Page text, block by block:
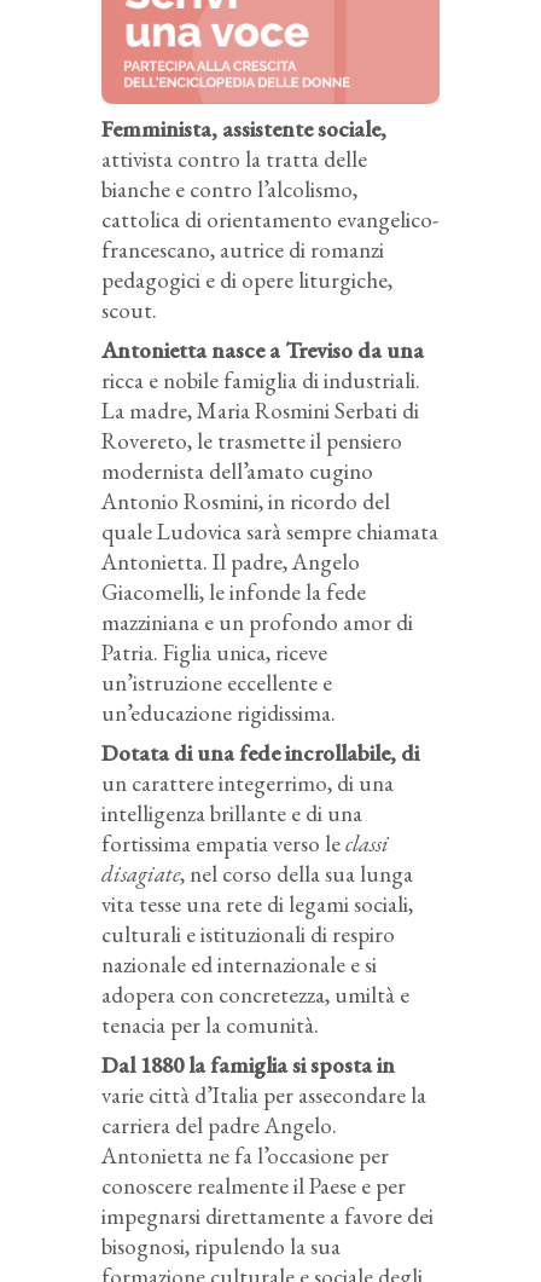
Femminista, assistente sociale,
attivista contro la tratta delle
bianche e contro l’alcolismo,
cattolica di orientamento evangelico-
francescano, autrice di romanzi
pedagogici e di opere liturgiche,
scout.
Antonietta nasce a Treviso da una
ricca e nobile famiglia di industriali.
La madre, Maria Rosmini Serbati di
Rovereto, le trasmette il pensiero
modernista dell’amato cugino
Antonio Rosmini, in ricordo del
quale Ludovica sarà sempre chiamata
Antonietta. Il padre, Angelo
Giacomelli, le infonde la fede
mazziniana e un profondo amor di
Patria. Figlia unica, riceve
un’istruzione eccellente e
un’educazione rigidissima.
Dotata di una fede incrollabile, di
un carattere integerrimo, di una
intelligenza brillante e di una
fortissima empatia verso leclassi
disagiate, nel corso della sua lunga
vita tesse una rete di legami sociali,
culturali e istituzionali di respiro
nazionale ed internazionale e si
adopera con concretezza, umiltà e
tenacia per la comunità.
Dal 1880 la famiglia si sposta in
varie città d’Italia per assecondare la
carriera del padre Angelo.
Antonietta ne fa l’occasione per
conoscere realmente il Paese e per
impegnarsi direttamente a favore dei
bisognosi, ripulendo la sua